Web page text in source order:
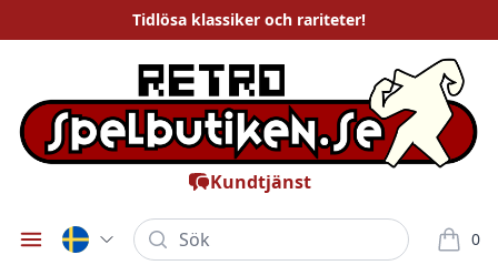
Tidlösa klassiker och rariteter!
Kundtjänst
Öppna meny
Sök 0
varor i